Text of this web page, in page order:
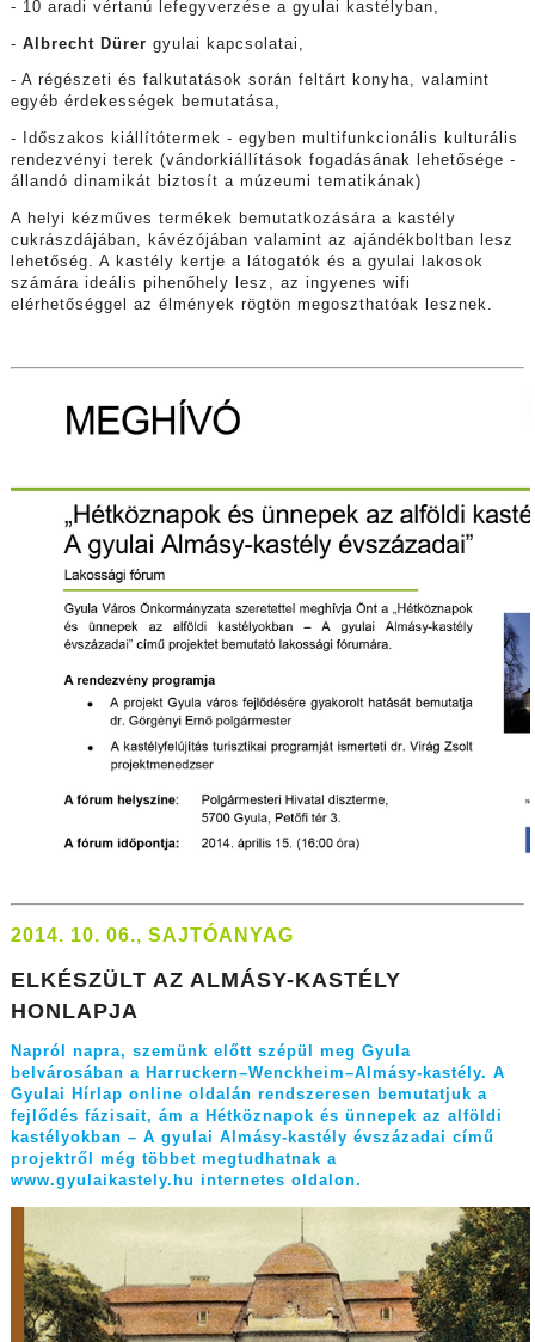
- 10 aradi vértanú lefegyverzése a gyulai kastélyban,
- Albrecht Dürer gyulai kapcsolatai,
- A régészeti és falkutatások során feltárt konyha, valamint
egyéb érdekességek bemutatása,
- Időszakos kiállítótermek - egyben multifunkcionális kulturális
rendezvényi terek (vándorkiállítások fogadásának lehetősége -
állandó dinamikát biztosít a múzeumi tematikának)
A helyi kézműves termékek bemutatkozására a kastély
cukrászdájában, kávézójában valamint az ajándékboltban lesz
lehetőség. A kastély kertje a látogatók és a gyulai lakosok
számára ideális pihenőhely lesz, az ingyenes wifi
elérhetőséggel az élmények rögtön megoszthatóak lesznek.
2014. 10. 06., SAJTÓANYAG
ELKÉSZÜLT AZ ALMÁSY-KASTÉLY
HONLAPJA
Napról napra, szemünk előtt szépül meg Gyula
belvárosában a Harruckern–Wenckheim–Almásy-kastély. A
Gyulai Hírlap online oldalán rendszeresen bemutatjuk a
fejlődés fázisait, ám a Hétköznapok és ünnepek az alföldi
kastélyokban – A gyulai Almásy-kastély évszázadai című
projektről még többet megtudhatnak a
www.gyulaikastely.hu internetes oldalon.